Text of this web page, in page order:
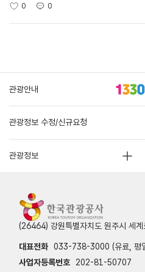
0 0
관광안내
관광정보 수정/신규요청
관광정보
(26464) 강원특별자치도 원주시 세
대표전화 033-738-3000 (유료, 평
사업자등록번호
202-81-50707